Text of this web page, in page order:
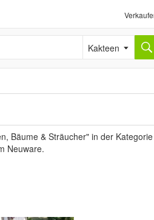
Kakteen
Bäume & Sträucher" in der
Neuware.